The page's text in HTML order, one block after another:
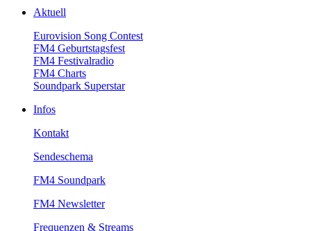
Aktuell
EurovisionSongContest
FM4Geburtstagsfest
FM4Festivalradio
FM4Charts
SoundparkSuperstar
Infos
Kontakt
Sendeschema
FM4Soundpark
FM4Newsletter
Frequenzen&Streams